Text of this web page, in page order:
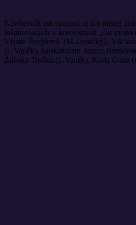
Návštevník tak spoznal aj ich menej
inšpirovaných a kreovaných „for
Vlastu Švejdovú (M.Zavacký),
(L.Vaněk), karikaturistu Jozefa
Zděnka Trošku (L.Vaněk), Karla Gotta